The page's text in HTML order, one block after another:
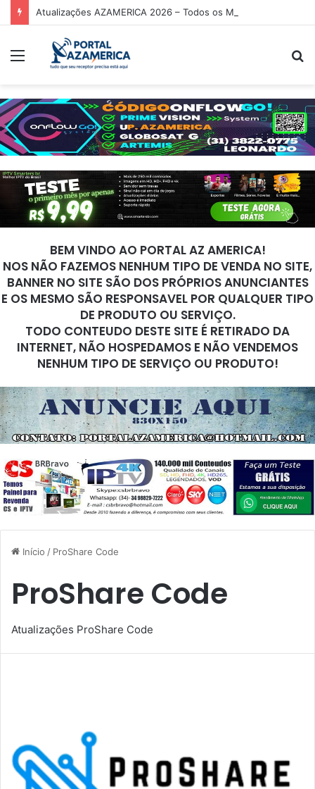
BEM VINDO AO PORTAL AZ AMERICA!
NOS NÃO FAZEMOS NENHUM TIPO DE VENDA NO SITE,
BANNER NO SITE SÃO DOS PRÓPRIOS ANUNCIANTES
E OS MESMO SÃO RESPONSAVEL POR QUALQUER TIPO
DE PRODUTO OU SERVIÇO.
TODO CONTEUDO DESTE SITE É RETIRADO DA
INTERNET, NÃO HOSPEDAMOS E NÃO VENDEMOS
NENHUM TIPO DE SERVIÇO OU PRODUTO!
Início / ProShare Code
ProShare Code
Atualizações ProShare Code